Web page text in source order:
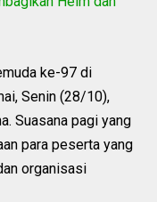
ke-97 di
Senin (28/10),
Suasana pagi yang
para peserta yang
organisasi